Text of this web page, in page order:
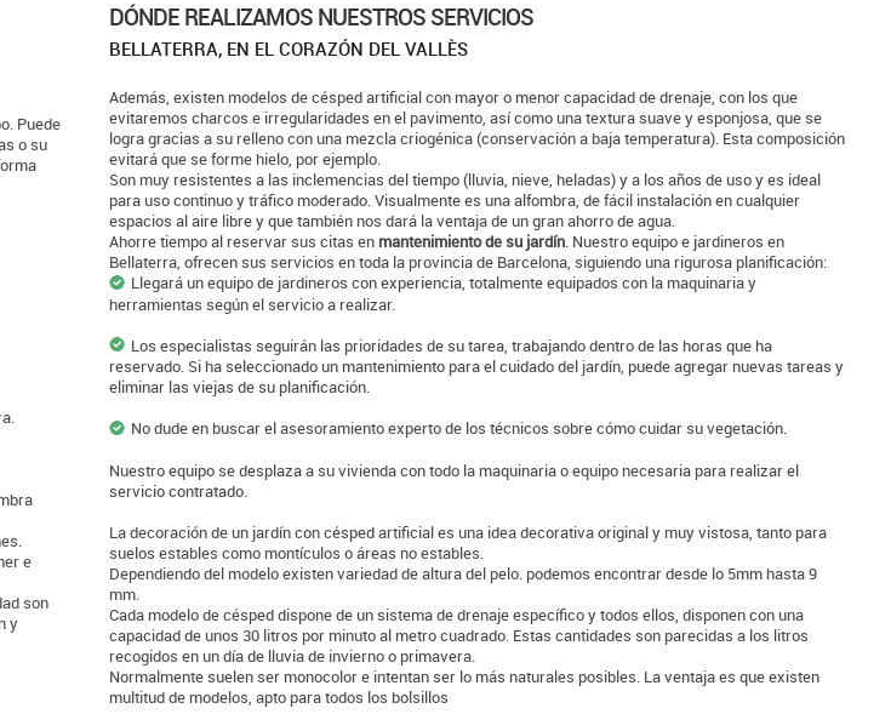
Puede
o su
e
son
y
DÓNDE REALIZAMOS NUESTROS SERVICIOS
BELLATERRA, EN EL CORAZÓN DEL VALLÈS
Además, existen modelos de césped artificial con mayor o menor capacidad de drenaje, con los que
evitaremos charcos e irregularidades en el pavimento, así como una textura suave y esponjosa, que se
logra gracias a su relleno con una mezcla criogénica (conservación a baja temperatura). Esta composición
evitará que se forme hielo, por ejemplo.
Son muy resistentes a las inclemencias del tiempo (lluvia, nieve, heladas) y a los años de uso y es ideal
para uso continuo y tráfico moderado. Visualmente es una alfombra, de fácil instalación en cualquier
espacios al aire libre y que también nos dará la ventaja de un gran ahorro de agua.
Ahorre tiempo al reservar sus citas en mantenimiento de su jardín. Nuestro equipo e jardineros en
Bellaterra, ofrecen sus servicios en toda la provincia de Barcelona, siguiendo una rigurosa planificación:
Llegará un equipo de jardineros con experiencia, totalmente equipados con la maquinaria y
herramientas según el servicio a realizar.
Los especialistas seguirán las prioridades de su tarea, trabajando dentro de las horas que ha
reservado. Si ha seleccionado un mantenimiento para el cuidado del jardín, puede agregar nuevas tareas y
eliminar las viejas de su planificación.
No dude en buscar el asesoramiento experto de los técnicos sobre cómo cuidar su vegetación.
Nuestro equipo se desplaza a su vivienda con todo la maquinaria o equipo necesaria para realizar el
servicio contratado.
La decoración de un jardín con césped artificial es una idea decorativa original y muy vistosa, tanto para
suelos estables como montículos o áreas no estables.
Dependiendo del modelo existen variedad de altura del pelo. podemos encontrar desde lo 5mm hasta 9
mm.
Cada modelo de césped dispone de un sistema de drenaje específico y todos ellos, disponen con una
capacidad de unos 30 litros por minuto al metro cuadrado. Estas cantidades son parecidas a los litros
recogidos en un día de lluvia de invierno o primavera.
Normalmente suelen ser monocolor e intentan ser lo más naturales posibles. La ventaja es que existen
multitud de modelos, apto para todos los bolsillos